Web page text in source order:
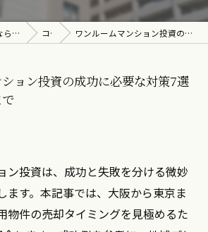
大阪の不動産売却なら投資不動産・売却相談センター コラム ワンルームマンション投資の成功に必要な対策7選 大阪から東京まで
ョン投資の成功に必要な対策7選
ン投資は、成功と失敗を分ける微妙
ます。本記事では、大阪から東京ま
物件の売却タイミングを見極めるた